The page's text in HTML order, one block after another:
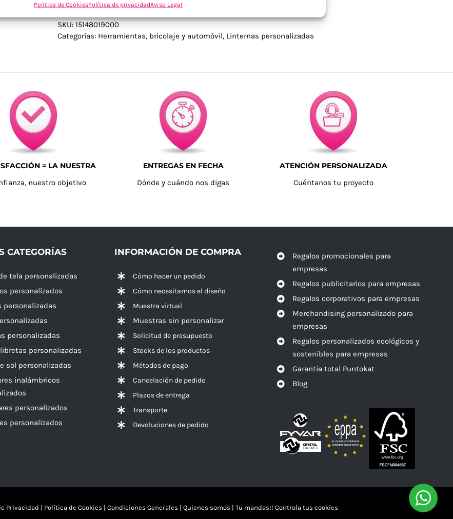
Política de CookiesPolítica de privacidadAviso Legal
SKU:15148019000
Categorías: Herramientas, bricolaje y automóvil, Linternas personalizadas
= LA NUESTRA
nuestro objetivo
ENTREGAS EN FECHA
Dónde y cuándo nos digas
ATENCIÓN PERSONALIZADA
Cuéntanos tu proyecto
CATEGORÍAS
tela personalizadas
personalizados
personalizadas
personalizadas
personalizadas
sol personalizadas
inalámbricos
personalizados
personalizados
INFORMACIÓN DE COMPRA
Cómo hacer un pedido
Cómo necesitamos el diseño
Muestra virtual
Muestras sin personalizar
Solicitud de presupuesto
Stocks de los productos
Métodos de pago
Cancelación de pedido
Plazos de entrega
Transporte
Devoluciones de pedido
Regalos promocionales para
empresas
Regalos publicitarios para empresas
Regalos corporativos para empresas
Merchandising personalizado para
empresas
Regalos personalizados ecológicos y
sostenibles para empresas
Garantía total Puntokat
Blog
Privacidad | Política de Cookies | Condiciones Generales | Quienes somos | Tu mandas!! Controla tus cookies